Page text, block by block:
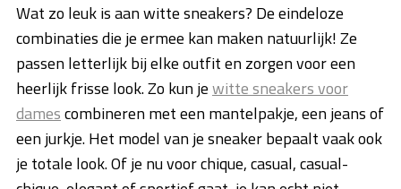
Wat zo leuk is aan witte sneakers? De eindeloze
combinaties die je ermee kan maken natuurlijk! Ze
passen letterlijk bij elke outfit en zorgen voor een
heerlijk frisse look. Zo kun jewitte sneakers voor
damescombineren met een mantelpakje, een jeans of
een jurkje. Het model van je sneaker bepaalt vaak ook
je totale look. Of je nu voor chique, casual, casual-